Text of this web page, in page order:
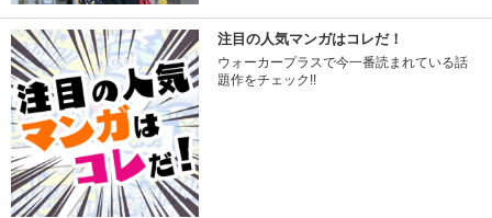
注目の人気マンガはコレだ！
ウォーカープラスで今一番読まれている話
題作をチェック!!